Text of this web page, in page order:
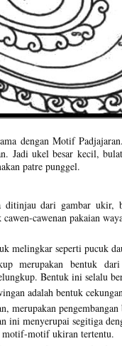
dengan Motif
Jadi ukel besar kecil,
patre punggel.
dari gambar ukir,
cawenan pakaian
melingkar seperti pucuk
merupakan bentuk
Bentuk ini selalu
adalah bentuk
merupakan
ini menyerupai segitiga
motif-motif ukiran tertentu.